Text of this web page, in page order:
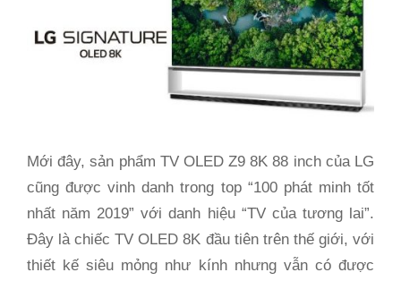
Mới đây, sản phẩm TV OLED Z9 8K 88 inch của LG
cũng được vinh danh trong top “100 phát minh tốt
nhất năm 2019” với danh hiệu “TV của tương lai”.
Đây là chiếc TV OLED 8K đầu tiên trên thế giới, với
thiết kế siêu mỏng như kính nhưng vẫn có được